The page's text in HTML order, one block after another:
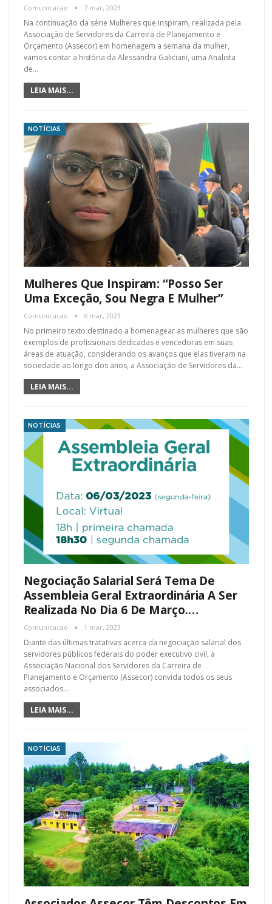
Comunicacao 7 mar, 2023
Na continuação da série Mulheres que inspiram, realizada pela
Associação de Servidores da Carreira de Planejamento e
Orçamento (Assecor) em homenagem a semana da mulher,
vamos contar a história da Alessandra Galiciani, uma Analista
de…
LEIA MAIS...
NOTÍCIAS
Mulheres Que Inspiram: “Posso Ser
Uma Exceção, Sou Negra E Mulher”
Comunicacao 6 mar, 2023
No primeiro texto destinado a homenagear as mulheres que são
exemplos de profissionais dedicadas e vencedoras em suas
áreas de atuação, considerando os avanços que elas tiveram na
sociedade ao longo dos anos, a Associação de Servidores da…
LEIA MAIS...
NOTÍCIAS
Negociação Salarial Será Tema De
Assembleia Geral Extraordinária A Ser
Realizada No Dia 6 De Março.…
Comunicacao 1 mar, 2023
Diante das últimas tratativas acerca da negociação salarial dos
servidores públicos federais do poder executivo civil, a
Associação Nacional dos Servidores da Carreira de
Planejamento e Orçamento (Assecor) convida todos os seus
associados…
LEIA MAIS...
NOTÍCIAS